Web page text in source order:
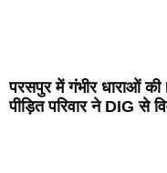
परसपुर में गंभीर धाराओं की
पीड़ित परिवार ने DIG से